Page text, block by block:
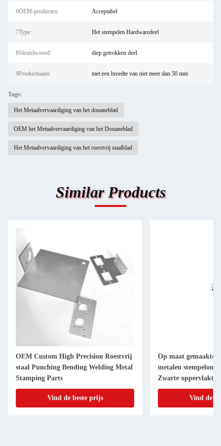
6OEM-producten: Acceptabel
7Type: Het stempelen Hardwaredeel
8Sleutelwoord: diep getrokken deel
9Productnaam: met een breedte van niet meer dan 50 mm
Tags:
Het Metaalvervaardiging van het douaneblad
OEM het Metaalvervaardiging van het Douaneblad
Het Metaalvervaardiging van het roestvrij staalblad
Similar Products
OEM Custom High Precision Roestvrij
staal Punching Bending Welding Metal
Stamping Parts
Vind de beste prijs
Op maat gemaakte
metalen
Zwarte
metalen
Vind de